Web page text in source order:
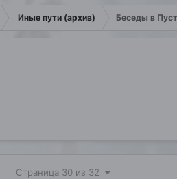
Иные пути (архив) Беседы в
Страница 30 из 32